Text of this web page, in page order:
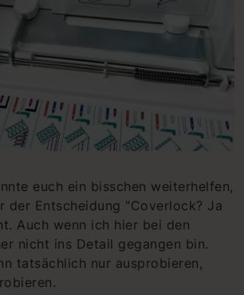
euch ein bisschen weiterhelfen,
der Entscheidung "Coverlock? Ja
Auch wenn ich hier bei den
nicht ins Detail gegangen bin.
tatsächlich nur ausprobieren,